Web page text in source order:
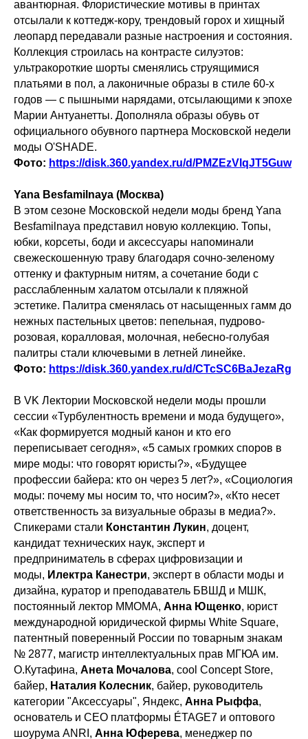
авантюрная. Флористические мотивы в принтах
отсылали к коттедж-кору, трендовый горох и хищный
леопард передавали разные настроения и состояния.
Коллекция строилась на контрасте силуэтов:
ультракороткие шорты сменялись струящимися
платьями в пол, а лаконичные образы в стиле 60-х
годов — с пышными нарядами, отсылающими к эпохе
Марии Антуанетты. Дополняла образы обувь от
официального обувного партнера Московской недели
моды O'SHADE.
Фото: https://disk.360.yandex.ru/d/PMZEzVlqJT5Guw
Yana Besfamilnaya (Москва)
В этом сезоне Московской недели моды бренд Yana
Besfamilnaya представил новую коллекцию. Топы,
юбки, корсеты, боди и аксессуары напоминали
свежескошенную траву благодаря сочно-зеленому
оттенку и фактурным нитям, а сочетание боди с
расслабленным халатом отсылали к пляжной
эстетике. Палитра сменялась от насыщенных гамм до
нежных пастельных цветов: пепельная, пудрово-
розовая, коралловая, молочная, небесно-голубая
палитры стали ключевыми в летней линейке.
Фото: https://disk.360.yandex.ru/d/CTcSC6BaJezaRg
В VK Лектории Московской недели моды прошли
сессии «Турбулентность времени и мода будущего»,
«Как формируется модный канон и кто его
переписывает сегодня», «5 самых громких споров в
мире моды: что говорят юристы?», «Будущее
профессии байера: кто он через 5 лет?», «Социология
моды: почему мы носим то, что носим?», «Кто несет
ответственность за визуальные образы в медиа?».
Спикерами стали Константин Лукин, доцент,
кандидат технических наук, эксперт и
предприниматель в сферах цифровизации и
моды, Илектра Канестри, эксперт в области моды и
дизайна, куратор и преподаватель БВШД и МШК,
постоянный лектор ММОМА, Анна Ющенко, юрист
международной юридической фирмы White Square,
патентный поверенный России по товарным знакам
№ 2877, магистр интеллектуальных прав МГЮА им.
О.Кутафина, Анета Мочалова, cool Concept Store,
байер, Наталия Колесник, байер, руководитель
категории "Аксессуары", Яндекс, Анна Рыффа,
основатель и CEO платформы ÉTAGE7 и оптового
шоурума ANRI, Анна Юферева, менеджер по